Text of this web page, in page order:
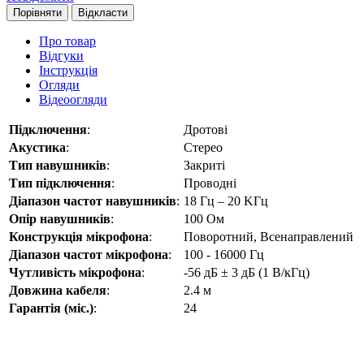
Порівняти Відкласти
Про товар
Відгуки
Інструкція
Огляди
Відеоогляди
Підключення:
Дротові
Акустика:
Стерео
Тип навушників:
Закриті
Тип підключення:
Проводні
Діапазон частот навушників: 18 Гц – 20 KГц
Опір навушників:
100 Ом
Конструкція мікрофона:
Поворотний, Всенаправлений
Діапазон частот мікрофона:
100 - 16000 Гц
Чутливість мікрофона:
-56 дБ ± 3 дБ (1 В/кГц)
Довжина кабеля:
2.4 м
Гарантія (міс.): 24